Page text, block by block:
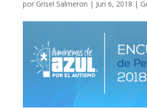
por Grisel Salmeron | Jun 6, 2018 |